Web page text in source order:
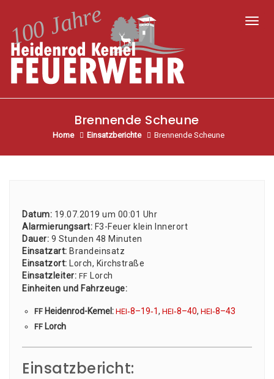
Brennende Scheune
Home Einsatzberichte Brennende Scheune
Datum: 19.07.2019 um 00:01 Uhr
Alar­mie­rungs­art: F3-Feu­er klein Inner­ort
Dau­er: 9 Stun­den 48 Minu­ten
Ein­satz­art: Brand­ein­satz
Ein­satz­ort: Lorch, Kirch­stra­ße
Ein­satz­lei­ter: FF Lorch
Ein­hei­ten und Fahr­zeu­ge:
FF Hei­den­rod-Kemel: HEI‑8–19‑1, HEI‑8–40, HEI‑8–43
FF Lorch
Einsatzbericht: